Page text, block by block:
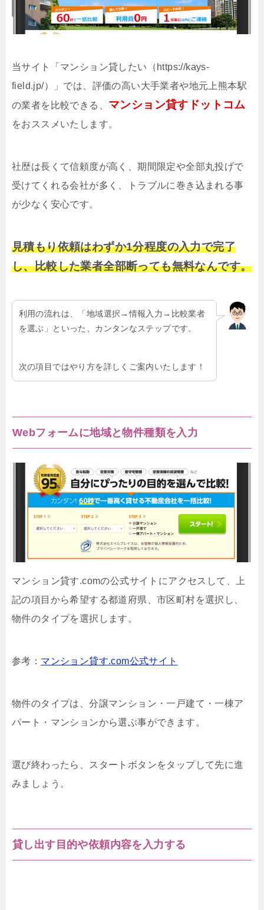
当サイト「マンション貸したい（https://kays-
field.jp/）」では、評価の高い大手業者や地元上熊本駅
の業者を比較できる、 マンション貸すドットコム
をおススメいたします。
社歴は長くて信頼度が高く、期間限定や全部丸投げで
受けてくれる会社が多く、トラブルに巻き込まれる事
が少なく安心です。
見積もり依頼はわずか1分程度の入力で完了
し、比較した業者全部断っても無料なんです。
利用の流れは、「地域選択→情報入力→比較業者
を選ぶ」といった、カンタンなステップです。
次の項目ではやり方を詳しくご案内いたします！
Webフォームに地域と物件種類を入力
マンション貸す.comの公式サイトにアクセスして、上
記の項目から希望する都道府県、市区町村を選択し、
物件のタイプを選択します。
参考： マンション貸す.com公式サイト
物件のタイプは、分譲マンション・一戸建て・一棟ア
パート・マンションから選ぶ事ができます。
選び終わったら、スタートボタンをタップして先に進
みましょう。
貸し出す目的や依頼内容を入力する